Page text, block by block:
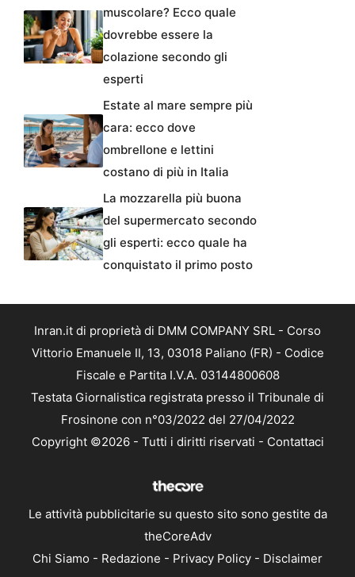
muscolare? Ecco quale
dovrebbe essere la
colazione secondo gli
esperti
Estate al mare sempre più
cara: ecco dove
ombrellone e lettini
costano di più in Italia
La mozzarella più buona
del supermercato secondo
gli esperti: ecco quale ha
conquistato il primo posto
Inran.it di proprietà di DMM COMPANY SRL - Corso
Vittorio Emanuele II, 13, 03018 Paliano (FR) - Codice
Fiscale e Partita I.V.A. 03144800608
Testata Giornalistica registrata presso il Tribunale di
Frosinone con n°03/2022 del 27/04/2022
Copyright ©2026 - Tutti i diritti riservati - Contattaci
Le attività pubblicitarie su questo sito sono gestite da
theCoreAdv
Chi Siamo - Redazione - Privacy Policy - Disclaimer